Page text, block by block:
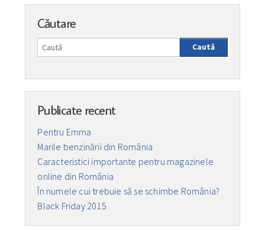
Căutare
Caută
Publicate recent
Pentru Emma
Marile benzinării din România
Caracteristici importante pentru magazinele
online din România
În numele cui trebuie să se schimbe România?
Black Friday 2015